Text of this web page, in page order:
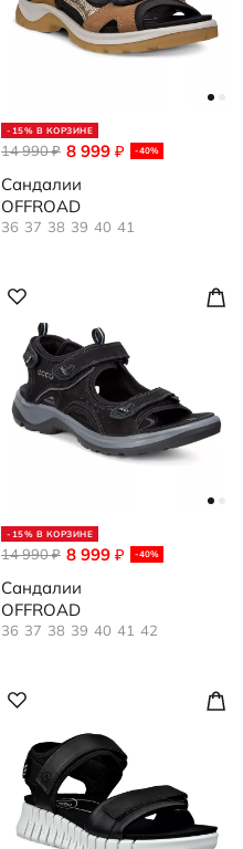
-15% В КОРЗИНЕ
8 999 ₽ -40%
14 990₽
Сандалии
OFFROAD
36 37 38 39 40 41
-15% В КОРЗИНЕ
8 999 ₽ -40%
14 990₽
Сандалии
OFFROAD
36 37 38 39 40 41 42